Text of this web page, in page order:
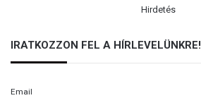
Hirdetés
IRATKOZZON FEL A HÍRLEVELÜNKRE!
Email